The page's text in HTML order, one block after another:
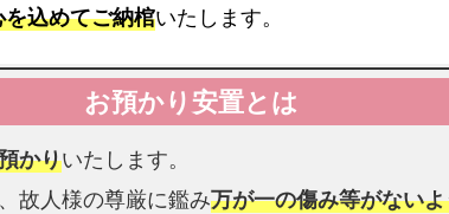
し
ご
遺
体
のお迎え
込めてご納棺いたします。
かりいたします。
故人様の尊厳に鑑み万が一の傷み等がない